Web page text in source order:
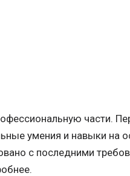
части.
умения и навыки на
с последними